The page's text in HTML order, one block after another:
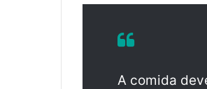
A comida